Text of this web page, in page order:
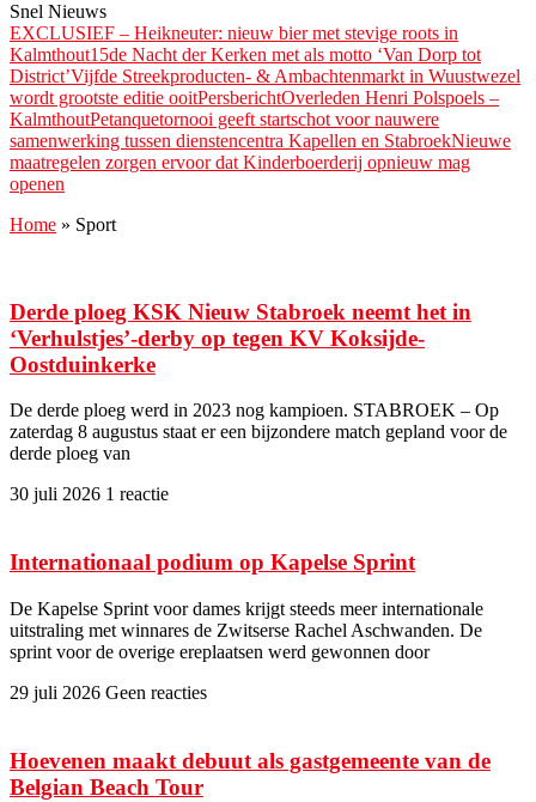
Snel Nieuws
EXCLUSIEF – Heikneuter: nieuw bier met stevige roots in
Kalmthout15de Nacht der Kerken met als motto ‘Van Dorp tot
District’Vijfde Streekproducten- & Ambachtenmarkt in Wuustwezel
wordt grootste editie ooitPersberichtOverleden Henri Polspoels –
KalmthoutPetanquetornooi geeft startschot voor nauwere
samenwerking tussen dienstencentra Kapellen en StabroekNieuwe
maatregelen zorgen ervoor dat Kinderboerderij opnieuw mag
openen
Home » Sport
Derde ploeg KSK Nieuw Stabroek neemt het in
‘Verhulstjes’-derby op tegen KV Koksijde-
Oostduinkerke
De derde ploeg werd in 2023 nog kampioen. STABROEK – Op
zaterdag 8 augustus staat er een bijzondere match gepland voor de
derde ploeg van
30 juli 2026 1 reactie
Internationaal podium op Kapelse Sprint
De Kapelse Sprint voor dames krijgt steeds meer internationale
uitstraling met winnares de Zwitserse Rachel Aschwanden. De
sprint voor de overige ereplaatsen werd gewonnen door
29 juli 2026 Geen reacties
Hoevenen maakt debuut als gastgemeente van de
Belgian Beach Tour